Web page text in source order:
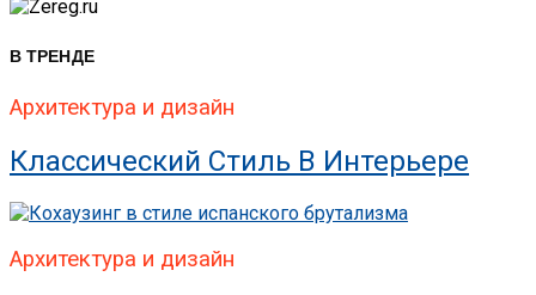
В ТРЕНДЕ
Архитектура и дизайн
Классический Стиль В Интерьере
Архитектура и дизайн